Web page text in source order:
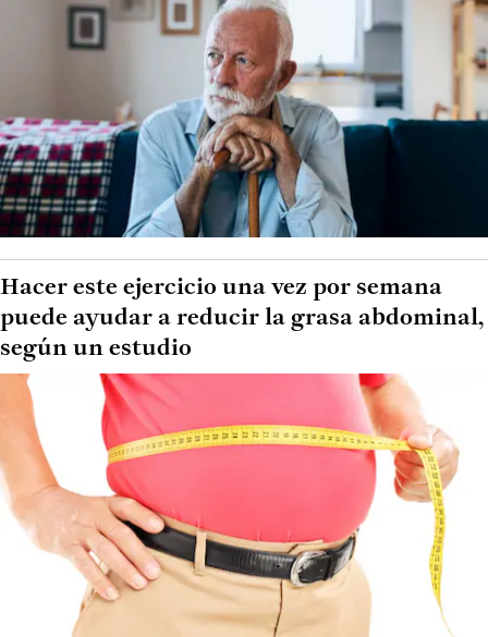
Hacer este ejercicio una vez por semana
puede ayudar a reducir la grasa abdominal,
según un estudio